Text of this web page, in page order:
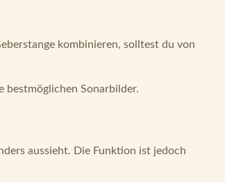
kombinieren, solltest du von
bestmöglichen Sonarbilder.
aussieht. Die Funktion ist jedoch